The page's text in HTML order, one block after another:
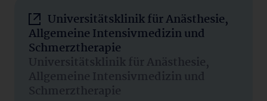
Universitätsklinik für Anästhesie,
Allgemeine Intensivmedizin und
Schmerztherapie
Universitätsklinik für Anästhesie,
Allgemeine Intensivmedizin und
Schmerztherapie